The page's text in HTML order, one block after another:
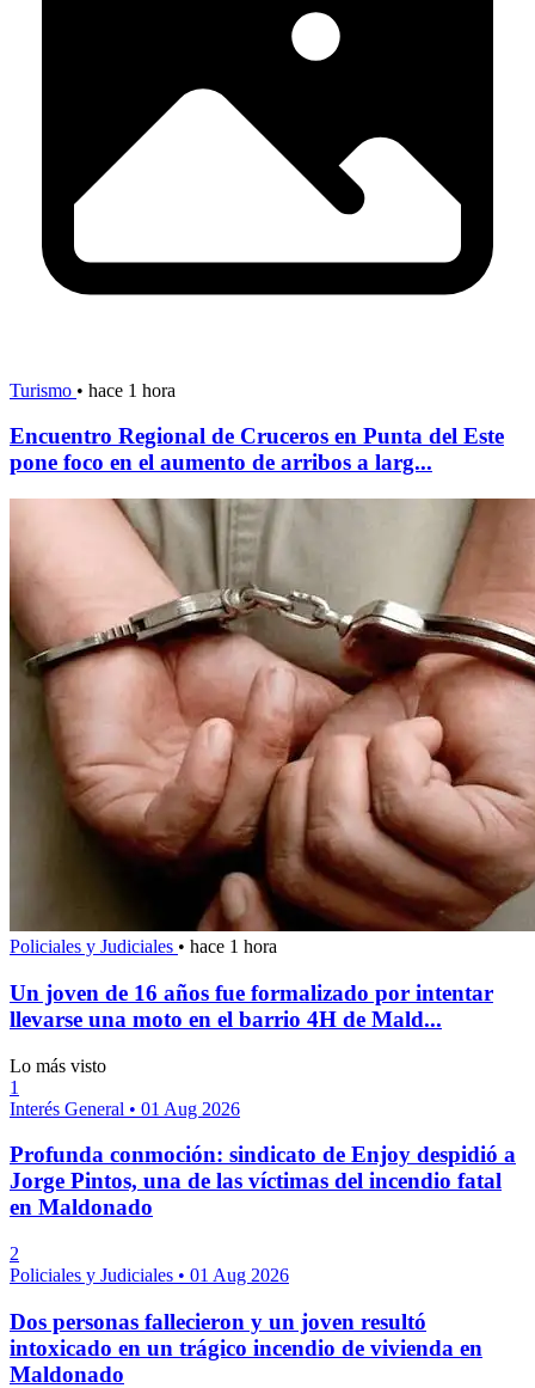
Turismo • hace 1 hora
Encuentro Regional de Cruceros en Punta del Este
pone foco en el aumento de arribos a larg...
Policiales y Judiciales • hace 1 hora
Un joven de 16 años fue formalizado por intentar
llevarse una moto en el barrio 4H de Mald...
Lo más visto
1
Interés General • 01 Aug 2026
Profunda conmoción: sindicato de Enjoy despidió a
Jorge Pintos, una de las víctimas del incendio fatal
en Maldonado
2
Policiales y Judiciales • 01 Aug 2026
Dos personas fallecieron y un joven resultó
intoxicado en un trágico incendio de vivienda en
Maldonado